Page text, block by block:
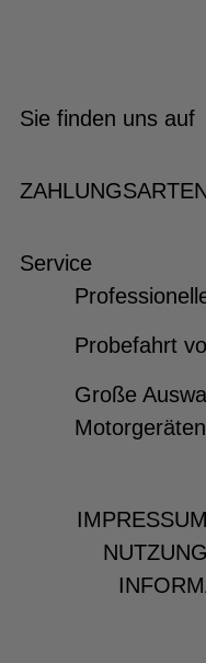
Sie finden uns auf
Service
Probefahrt
Große
Motorgeräten
IMPRESSUM